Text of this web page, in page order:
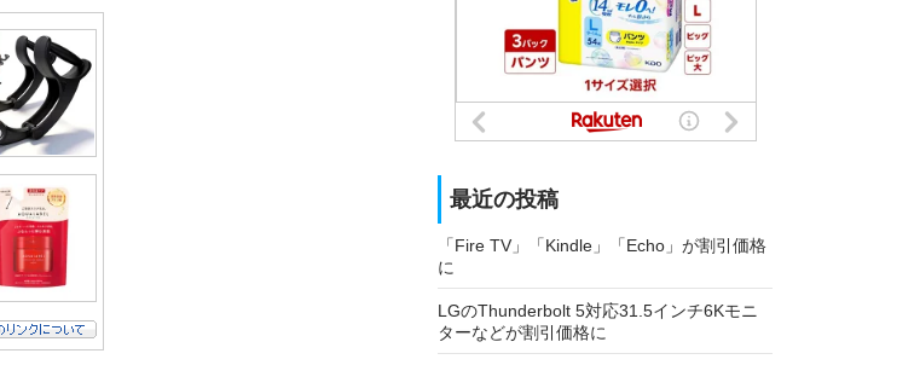
最近の投稿
「Fire TV」「Kindle」「Echo」が割引価格
に
LGのThunderbolt 5対応31.5インチ6Kモニ
ターなどが割引価格に